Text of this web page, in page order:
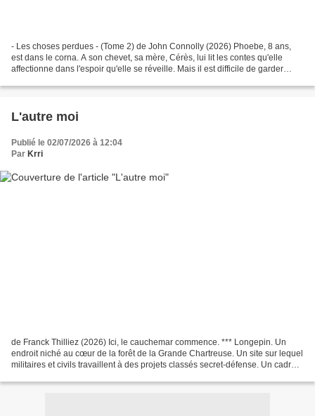
- Les choses perdues - (Tome 2) de John Connolly (2026) Phoebe, 8 ans,
est dans le corna. A son chevet, sa mère, Cérès, lui lit les contes qu'elle
affectionne dans l'espoir qu'elle se réveille. Mais il est difficile de garder
L'autre moi
Publié le 02/07/2026 à 12:04
Par Krri
de Franck Thilliez (2026) Ici, le cauchemar commence. *** Longepin. Un
endroit niché au cœur de la forêt de la Grande Chartreuse. Un site sur lequel
militaires et civils travaillent à des projets classés secret-défense. Un cadre